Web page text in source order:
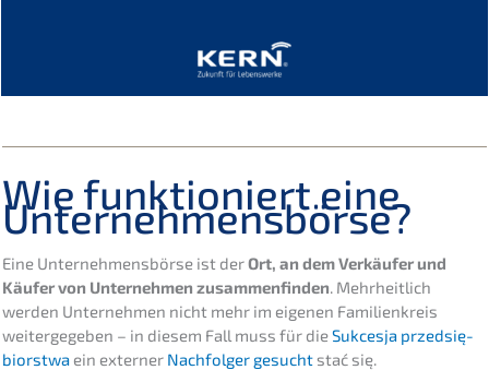
Wie funktio­niert eine
Unternehmensbörse?
Eine Unter­neh­mens­bör­se ist derOrt, an dem Verkäu­fer und
Käufer von Unter­neh­men zusam­men­fin­den. Mehrheit­lich
werden Unter­neh­men nicht mehr im eigenen Famili­en­kreis
weiter­ge­ge­ben – in diesem Fall muss für dieSukces­ja przedsię­
bi­orst­wa ein exter­ner Nachfol­ger gesuchtstać się.